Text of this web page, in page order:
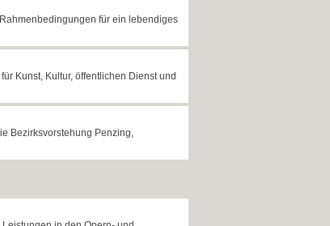
für ein lebendiges
Kunst, Kultur, öffentlichen Dienst und
Bezirksvorstehung Penzing,